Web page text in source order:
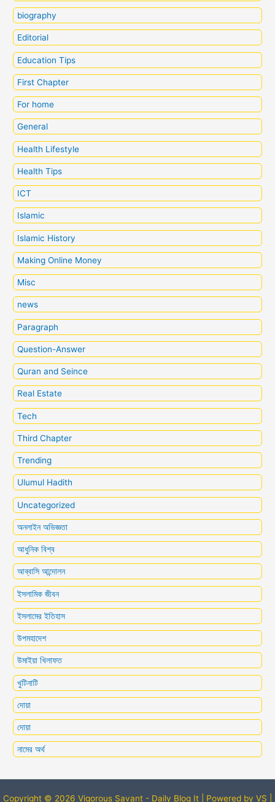
biography
Editorial
Education Tips
First Chapter
For home
General
Health Lifestyle
Health Tips
ICT
Islamic
Islamic History
Making Online Money
Misc
news
Paragraph
Question-Answer
Quran and Seince
Real Estate
Tech
Third Chapter
Trending
Ulumul Hadith
Uncategorized
অনলাইন অভিজ্ঞতা
আধুনিক বিশ্ব
আব্বাসি আন্দোলন
ইসলামিক জীবন
ইসলামের ইতিহাস
উপমহাদেশ
উমাইয়া খিলাফত
খুটিনাটি
দোয়া
দোয়া
নামের অর্থ
Copyright © 2026 Vigorous Savant - Daily Blog It | Powered by VS |